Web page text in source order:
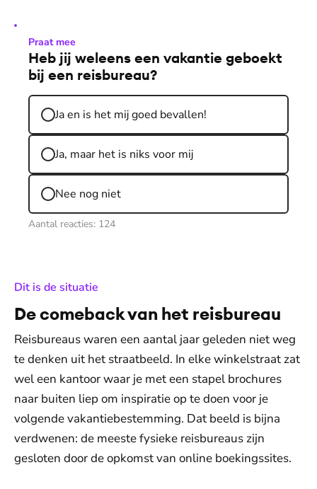
Praat mee
Heb jij weleens een vakantie geboekt
bij een reisbureau?
Ja en is het mij goed bevallen!
Ja, maar het is niks voor mij
Nee nog niet
Aantal reacties: 124
Dit is de situatie
De comeback van het reisbureau
Reisbureaus waren een aantal jaar geleden niet weg
te denken uit het straatbeeld. In elke winkelstraat zat
wel een kantoor waar je met een stapel brochures
naar buiten liep om inspiratie op te doen voor je
volgende vakantiebestemming. Dat beeld is bijna
verdwenen: de meeste fysieke reisbureaus zijn
gesloten door de opkomst van online boekingssites.